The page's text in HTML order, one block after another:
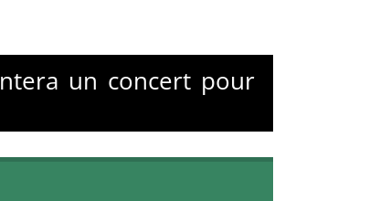
un concert pour